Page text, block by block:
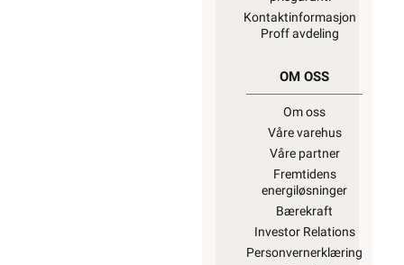
Kontaktinformasjon
Proff avdeling
OM OSS
Om oss
Våre varehus
Våre partner
Fremtidens
energiløsninger
Bærekraft
Investor Relations
Personvernerklæring